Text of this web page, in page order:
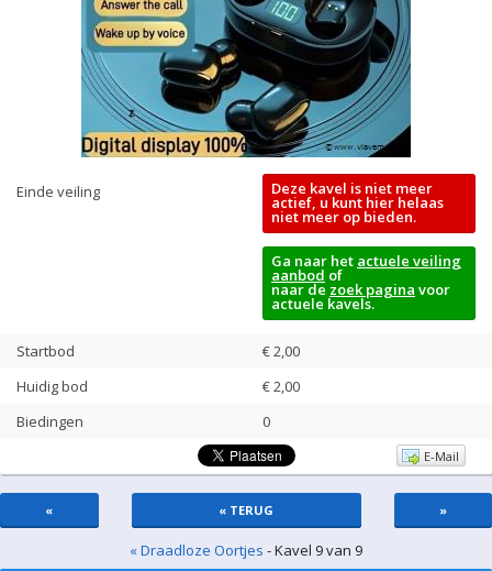
Einde veiling Deze kavel is niet meer
actief, u kunt hier helaas
niet meer op bieden.
Ga naar het actuele veiling
aanbod of
naar de zoek pagina voor
actuele kavels.
Startbod
€ 2,00
Huidig bod
€2,00
Biedingen
0
E-Mail
« « TERUG »
« Draadloze Oortjes - Kavel 9 van 9